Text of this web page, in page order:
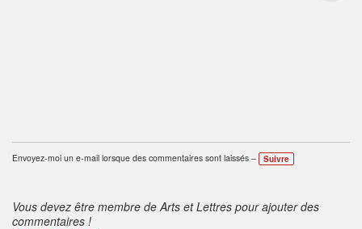
Envoyez-moi un e-mail lorsque des commentaires sont laissés – Suivre
Vous devez être membre de Arts et Lettres pour ajouter des
commentaires !